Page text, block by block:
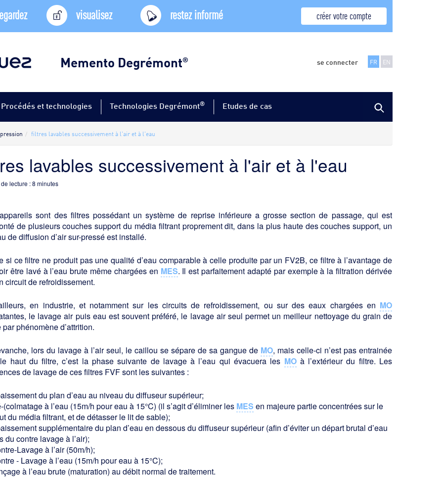
visualisez restez informé créer votre compte
Memento Degrémont® se connecter FR EN
Procédés et technologies Technologies Degrémont® Etudes de cas
filtres lavables successivement à l'air et à l'eau
lavables successivement à l'air et à l'eau
lecture :8 minutes
sont des filtres possédant un système de reprise inférieure a grosse section de passage, qui est
de plusieurs couches support du média filtrant proprement dit, dans la plus haute des couches support, un
de diffusion d’air sur-pressé est installé.
si ce filtre ne produit pas une qualité d’eau comparable à celle produite par un FV2B, ce filtre à l’avantage de
être lavé à l’eau brute même chargées en MES. Il est parfaitement adapté par exemple à la filtration dérivée
circuit de refroidissement.
en industrie, et notamment sur les circuits de refroidissement, ou sur des eaux chargées en MO
le lavage air puis eau est souvent préféré, le lavage air seul permet un meilleur nettoyage du grain de
phénomène d’attrition.
lors du lavage à l’air seul, le caillou se sépare de sa gangue de MO, mais celle-ci n’est pas entrainée
haut du filtre, c’est la phase suivante de lavage à l’eau qui évacuera les MOà l’extérieur du filtre. Les
de lavage de ces filtres FVF sont les suivantes :
du plan d’eau au niveau du diffuseur supérieur;
(colmatage à l’eau (15m/h pour eau à 15°C) (il s’agit d’éliminer les MES en majeure partie concentrées sur le
du média filtrant, et de détasser le lit de sable);
supplémentaire du plan d’eau en dessous du diffuseur supérieur (afin d’éviter un départ brutal d’eau
du contre lavage à l’air);
Lavage à l’air (50m/h);
- Lavage à l’eau (15m/h pour eau à 15°C);
à l’eau brute (maturation) au débit normal de traitement.